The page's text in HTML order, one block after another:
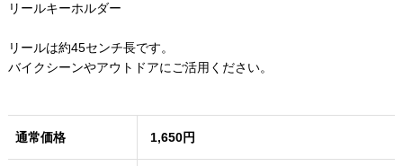
リールキーホルダー
リールは約45センチ長です。
バイクシーンやアウトドアにご活用ください。
通常価格 1,650円